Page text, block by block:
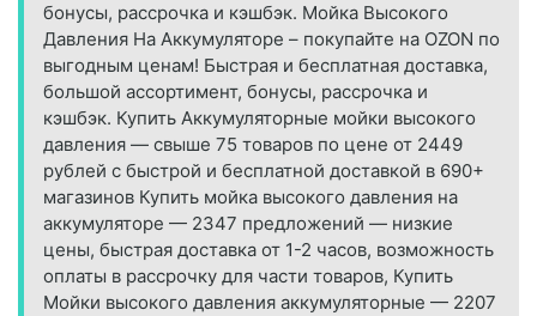
бонусы, рассрочка и кэшбэк. Мойка Высокого
Давления На Аккумуляторе – покупайте на OZON по
выгодным ценам! Быстрая и бесплатная доставка,
большой ассортимент, бонусы, рассрочка и
кэшбэк. Купить Аккумуляторные мойки высокого
давления — свыше 75 товаров по цене от 2449
рублей с быстрой и бесплатной доставкой в 690+
магазинов Купить мойка высокого давления на
аккумуляторе — 2347 предложений — низкие
цены, быстрая доставка от 1-2 часов, возможность
оплаты в рассрочку для части товаров, Купить
Мойки высокого давления аккумуляторные — 2207